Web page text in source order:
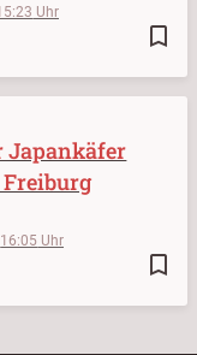
bookmark_border
bookmark_border
16:05
Japankäfer